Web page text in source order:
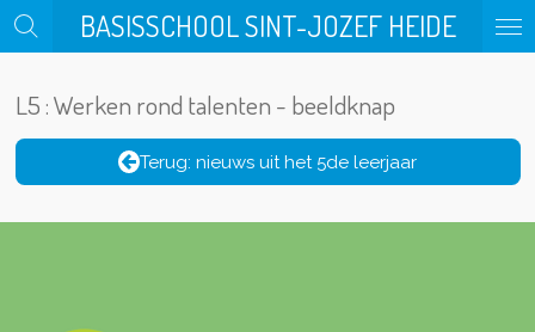
Ga
direct
de
BASISSCHOOL SINT-JOZEF HEIDE
L5 : Werken rond talenten - beeldknap
Terug: nieuws uit het 5de leerjaar